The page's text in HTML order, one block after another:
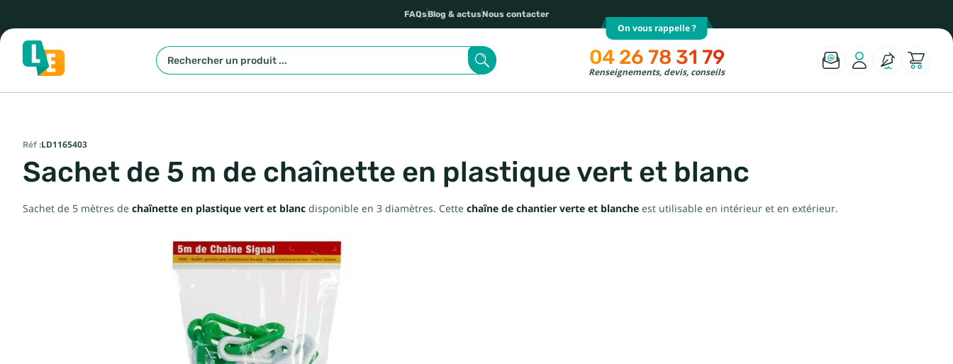
FAQsBlog & actusNous contacter
On vous rappelle ?
04 26 78 31 79
Renseignements, devis, conseils
Réf :LD1165403
Sachet de 5 m de chaînette en plastique vert et blanc
Sachet de 5 mètres de chaînette en plastique vert et blanc disponible en 3 diamètres. Cette chaîne de chantier verte et blanche est utilisable en intérieur et en extérieur.